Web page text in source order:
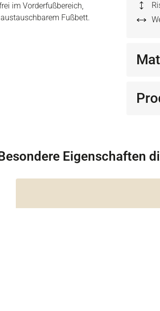
im Vorderfußbereich,
Fußbett.
Eigenschaften